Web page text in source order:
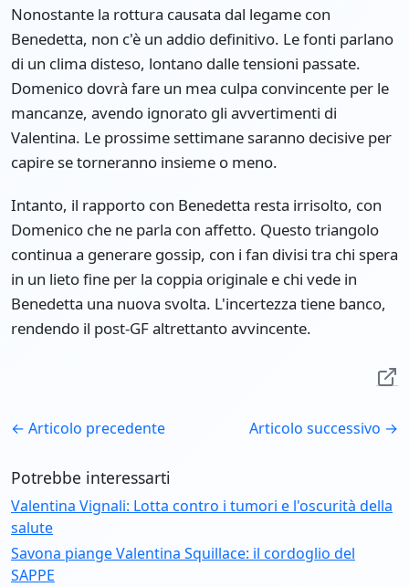
Nonostante la rottura causata dal legame con
Benedetta, non c'è un addio definitivo. Le fonti parlano
di un clima disteso, lontano dalle tensioni passate.
Domenico dovrà fare un mea culpa convincente per le
mancanze, avendo ignorato gli avvertimenti di
Valentina. Le prossime settimane saranno decisive per
capire se torneranno insieme o meno.
Intanto, il rapporto con Benedetta resta irrisolto, con
Domenico che ne parla con affetto. Questo triangolo
continua a generare gossip, con i fan divisi tra chi spera
in un lieto fine per la coppia originale e chi vede in
Benedetta una nuova svolta. L'incertezza tiene banco,
rendendo il post-GF altrettanto avvincente.
← Articolo precedente Articolo successivo →
Potrebbe interessarti
Valentina Vignali: Lotta contro i tumori e l'oscurità della
salute
Savona piange Valentina Squillace: il cordoglio del
SAPPE